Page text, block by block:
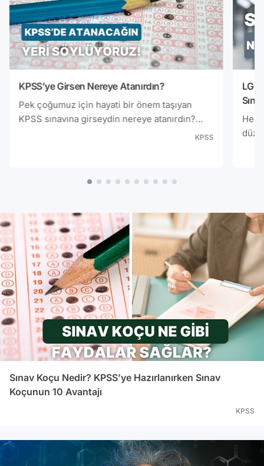
KPSS’ye Girsen Nereye Atanırdın?
Pek çoğumuz için hayati bir önem taşıyan
KPSS sınavına girseydin nereye atanırdın?
KPSS
Sınav Koçu Nedir? KPSS’ye Hazırlanırken Sınav
Koçunun 10 Avantajı
KPSS